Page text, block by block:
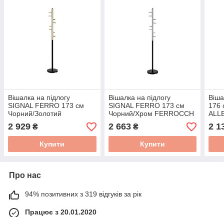
Вішалка на підлогу
SIGNAL FERRO 173 см
Чорний/Золотий
FERROCZL
2 929 ₴
Купити
Вішалка на підлогу
SIGNAL FERRO 173 см
Чорний/Хром FERROCCH
2 663₴
Купити
176
2
Про нас
94% позитивних з 319 відгуків за рік
Працює з 20.01.2020